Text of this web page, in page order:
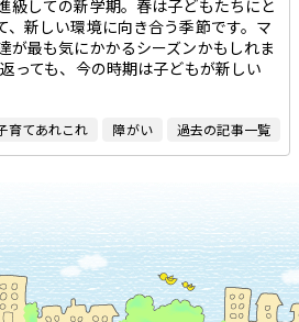
級しての新学期。春は子どもたちにと
、新しい環境に向き合う季節です。マ
が最も気にかかるシーズンかもしれま
っても、今の時期は子どもが新しい
育てあれこれ 障がい 過去の記事一覧